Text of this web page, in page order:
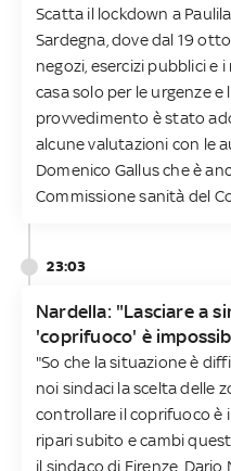
Scatta il lockdown a
Sardegna, dove dal 19
negozi, esercizi pubblici e
casa solo per le urgenze e
provvedimento è stato
alcune valutazioni con le
Domenico Gallus che è
Commissione sanità del
23:03
Nardella: "Lasciare a
'coprifuoco' è
"So che la situazione è
noi sindaci la scelta delle
controllare il coprifuoco è
ripari subito e cambi
il sindaco di Firenze,